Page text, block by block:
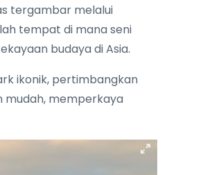
tergambar melalui
tempat di mana seni
budaya di Asia.
ikonik, pertimbangkan
mudah, memperkaya